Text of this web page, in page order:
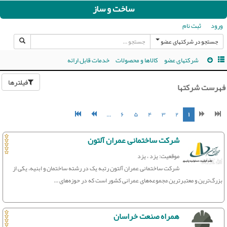
ساخت و ساز
ورود ثبت نام
جستجو در شرکتهای عضو
شرکتهای عضو کالاها و محصولات خدمات قابل ارائه
فیلترها فهرست شرکتها
۱ ۲ ۳ ۴ ۵ ۶ ...
شرکت ساختمانی عمران آلتون
موقعیت: یزد ، یزد
شرکت ساختمانی عمران آلتون رتبه یک در رشته ساختمان و ابنیه، یکی از
بزرگ‌ترین و معتبرترین مجموعه‌های عمرانی کشور است که در حوزه‌های ...
همراه صنعت خراسان